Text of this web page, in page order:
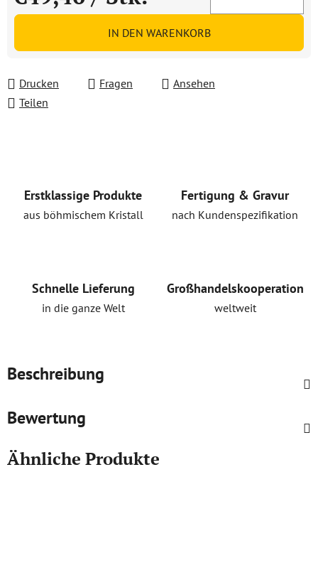
Verkaufspreis:
IN DEN WARENKORB
Drucken Fragen
Ansehen
Teilen
Erstklassige Produkte
aus böhmischem Kristall
Fertigung & Gravur
nach Kundenspezifikation
Schnelle Lieferung
in die ganze Welt
Großhandelskooperation
weltweit
Beschreibung
Bewertung
Ähnliche Produkte